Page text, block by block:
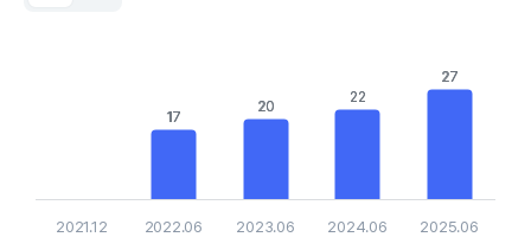
The chart has 1 Y axis displaying values. Data ranges from
17
17
20
20
22
22
27
27
2021.12 2022.06 2023.06 2024.06 2025.06